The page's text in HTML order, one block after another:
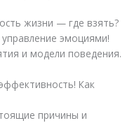
жизни — где взять?
эмоциями!
и модели поведения.
Как
причины и